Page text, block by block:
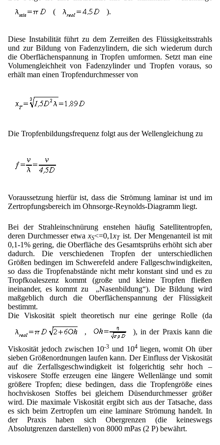
(
).
Diese Instabilität führt zu dem Zerreißen des Flüssigkeitsstrahls
und zur Bildung von Fadenzylindern, die sich wiederum durch
die Oberflächenspannung in Tropfen umformen. Setzt man eine
Volumengleichheit von Fadenzylinder und Tropfen voraus, so
erhält man einen Tropfendurchmesser von
Die Tropfenbildungsfrequenz folgt aus der Wellengleichung zu
Voraussetzung hierfür ist, dass die Strömung laminar ist und im
Zertropfungsbereich im Ohnsorge-Reynolds-Diagramm liegt.
Bei der Strahleinschnürung enstehen häufig Satellitentropfen,
deren Durchmesser etwaxS<=0,1xTist. Der Mengenanteil ist mit
0,1-1% gering, die Oberfläche des Gesamtsprühs erhöht sich aber
dadurch. Die verschiedenen Tropfen der unterschiedlichen
Größen bedingen im Schwerefeld andere Fallgeschwindigkeiten,
so dass die Tropfenabstände nicht mehr konstant sind und es zu
Tropfkoaleszenz kommt (große und kleine Tropfen fließen
ineinander, es kommt zu „Nasenbildung“). Die Bildung wird
maßgeblich durch die Oberflächenspannung der Flüssigkeit
bestimmt.
Die Viskosität spielt theoretisch nur eine geringe Rolle (da
), in der Praxis kann die
Viskosität jedoch zwischen 10-3 und 104 liegen, womit Oh über
sieben Größenordnungen laufen kann. Der Einfluss der Viskosität
auf die Zerfallsgeschwindigkeit ist folgerichtig sehr hoch –
viskosere Stoffe erzeugen eine längere Wellenlänge und somit
größere Tropfen; diese bedingen, dass die Tropfengröße eines
hochviskosen Stoffes bei gleichem Düsendurchmesser größer
wird. Die maximale Viskosität ergibt sich aus der Tatsache, dass
es sich beim Zertropfen um eine laminare Strömung handelt. In
der Praxis haben sich Obergrenzen (die keineswegs
Absolutgrenzen darstellen) von 8000 mPas (2 P) bewährt.